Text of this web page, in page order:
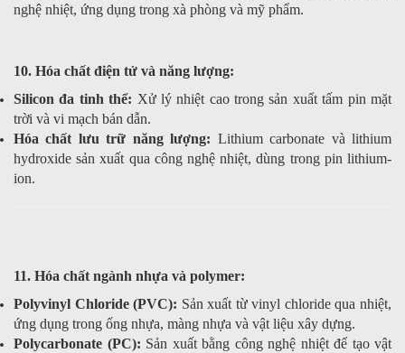
nghệ nhiệt, ứng dụng trong xà phòng và mỹ phẩm.
10. Hóa chất điện tử và năng lượng:
Silicon đa tinh thể: Xử lý nhiệt cao trong sản xuất tấm pin mặt
trời và vi mạch bán dẫn.
Hóa chất lưu trữ năng lượng: Lithium carbonate và lithium
hydroxide sản xuất qua công nghệ nhiệt, dùng trong pin lithium-
ion.
11. Hóa chất ngành nhựa và polymer:
Polyvinyl Chloride (PVC): Sản xuất từ vinyl chloride qua nhiệt,
ứng dụng trong ống nhựa, màng nhựa và vật liệu xây dựng.
Polycarbonate (PC): Sản xuất bằng công nghệ nhiệt để tạo vật